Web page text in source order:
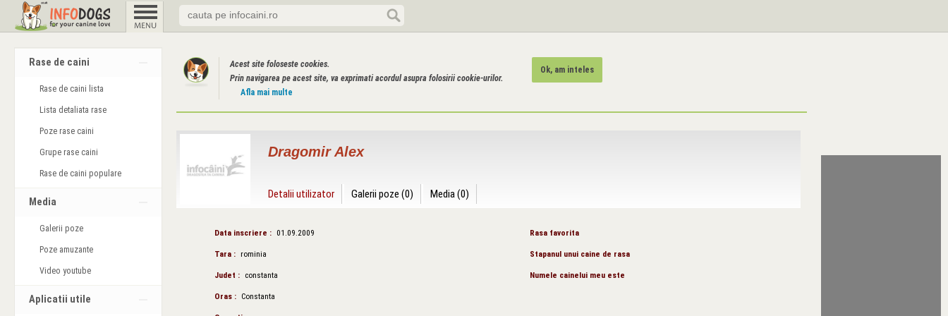
Rase de caini
Rase de caini lista
Lista detaliata rase
Poze rase caini
Grupe rase caini
Rase de caini populare
Media
Galerii poze
Poze amuzante
Video youtube
Aplicatii utile
Acest site foloseste cookies.
Prin navigarea pe acest site, va exprimati acordul asupra folosirii cookie-urilor.
Afla mai multe
Ok, am inteles
Dragomir Alex
Detalii utilizator Galerii poze (0) Media (0)
Data inscriere : 01.09.2009
Tara : rominia
Judet : constanta
Oras : Constanta
Rasa favorita
Stapanul unui caine de rasa
Numele cainelui meu este